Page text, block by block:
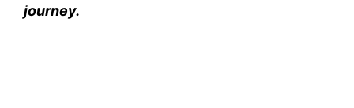
journey.